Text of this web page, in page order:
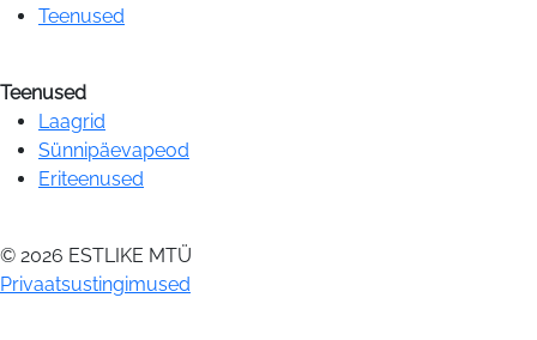
Teenused
Teenused
Laagrid
Sünnipäevapeod
Eriteenused
© 2026 ESTLIKE MTÜ
Privaatsustingimused